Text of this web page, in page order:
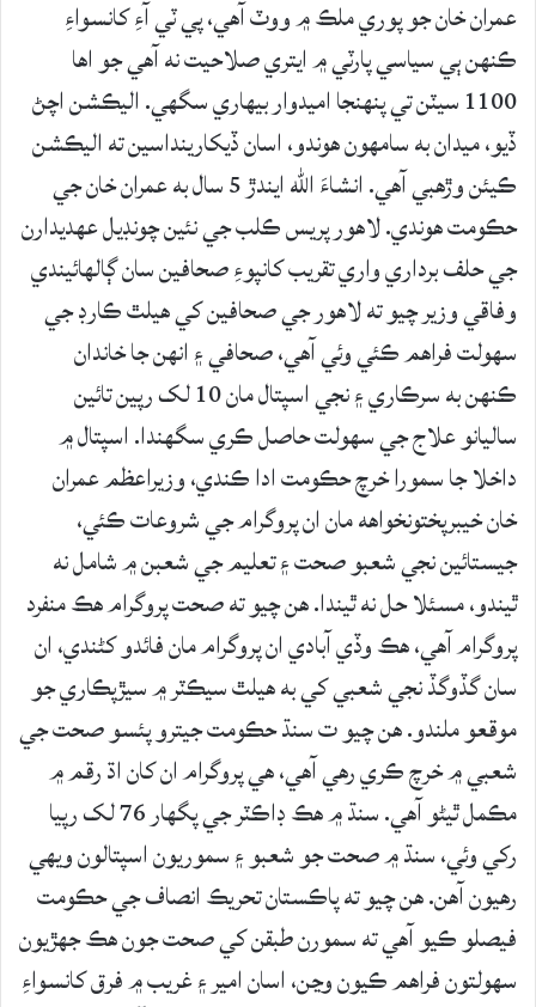
عمران خان جو پوري ملڪ ۾ ووٽ آهي، پي ٽي آءِ کانسواءِ
ڪنهن ٻي سياسي پارٽي ۾ ايتري صلاحيت نه آهي جو اها
1100 سيٽن تي پنهنجا اميدوار بيهاري سگهي. اليڪشن اچڻ
ڏيو، ميدان به سامهون هوندو، اسان ڏيکارينداسين ته اليڪشن
ڪيئن وڙهبي آهي. انشاءَ الله ايندڙ 5 سال به عمران خان جي
حڪومت هوندي. لاهور پريس ڪلب جي نئين چونڊيل عهديدارن
جي حلف برداري واري تقريب کانپوءِ صحافين سان ڳالهائيندي
وفاقي وزير چيو ته لاهور جي صحافين کي هيلٿ ڪارڊ جي
سهولت فراهم ڪئي وئي آهي، صحافي ۽ انهن جا خاندان
ڪنهن به سرڪاري ۽ نجي اسپتال مان 10 لک رپين تائين
ساليانو علاج جي سهولت حاصل ڪري سگهندا. اسپتال ۾
داخلا جا سمورا خرچ حڪومت ادا ڪندي، وزيراعظم عمران
خان خيبرپختونخواهه مان ان پروگرام جي شروعات ڪئي،
جيستائين نجي شعبو صحت ۽ تعليم جي شعبن ۾ شامل نه
ٿيندو، مسئلا حل نه ٿيندا. هن چيو ته صحت پروگرام هڪ منفرد
پروگرام آهي، هڪ وڏي آبادي ان پروگرام مان فائدو کڻندي، ان
سان گڏوگڏ نجي شعبي کي به هيلٿ سيڪٽر ۾ سيڙپڪاري جو
موقعو ملندو. هن چيو ت سنڌ حڪومت جيترو پئسو صحت جي
شعبي ۾ خرچ ڪري رهي آهي، هي پروگرام ان کان اڌ رقم ۾
مڪمل ٿيڻو آهي. سنڌ ۾ هڪ ڊاڪٽر جي پگهار 76 لک رپيا
رکي وئي، سنڌ ۾ صحت جو شعبو ۽ سموريون اسپتالون ويهي
رهيون آهن. هن چيو ته پاڪستان تحريڪ انصاف جي حڪومت
فيصلو ڪيو آهي ته سمورن طبقن کي صحت جون هڪ جهڙيون
سهولتون فراهم ڪيون وڃن، اسان امير ۽ غريب ۾ فرق کانسواءِ